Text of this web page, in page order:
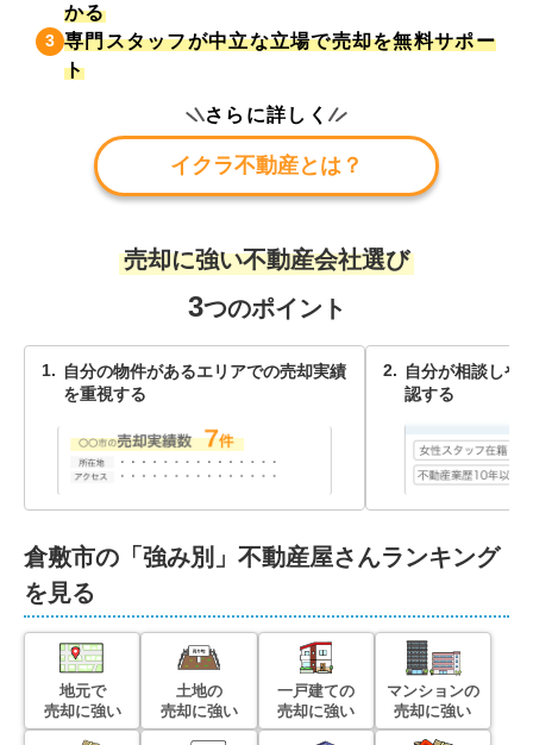
かる
3 専門スタッフが中立な立場で売却を無料サポー
ト
さらに詳しく
イクラ不動産とは？
売却に強い不動産会社選び
3つのポイント
自分の物件があるエリアでの売却実績
を重視する
自分が相談しや
認する
倉敷市の「強み別」不動産屋さんランキング
を見る
地元で
売却に強い
土地の
売却に強い
一戸建ての
売却に強い
マンションの
売却に強い